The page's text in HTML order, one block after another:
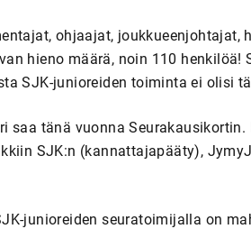
ohjaajat,
hieno määrä, noin 110
SJK-junioreiden toiminta ei olisi
saa tänä vuonna
SJK:n (kannattajapääty),
junioreiden seuratoimijalla on